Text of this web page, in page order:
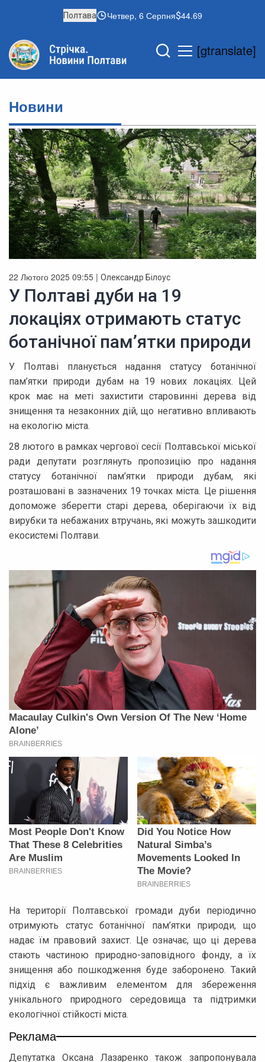
Полтава Четвер, 6 Серпня 44.69
[gtranslate]
Новини
22 Лютого 2025 09:55 | Олександр Білоус
У Полтаві дуби на 19
локаціях отримають статус
ботанічної пам’ятки природи
У Полтаві планується надання статусу ботанічної
пам’ятки природи дубам на 19 нових локаціях. Цей
крок має на меті захистити старовинні дерева від
знищення та незаконних дій, що негативно впливають
на екологію міста.
28 лютого в рамках чергової сесії Полтавської міської
ради депутати розглянуть пропозицію про надання
статусу ботанічної пам’ятки природи дубам, які
розташовані в зазначених 19 точках міста. Це рішення
допоможе зберегти старі дерева, оберігаючи їх від
вирубки та небажаних втручань, які можуть зашкодити
екосистемі Полтави.
На території Полтавської громади дуби періодично
отримують статус ботанічної пам’ятки природи, що
надає їм правовий захист. Це означає, що ці дерева
стають частиною природно-заповідного фонду, а їх
знищення або пошкодження буде заборонено. Такий
підхід є важливим елементом для збереження
унікального природного середовища та підтримки
екологічної стійкості міста.
Реклама
Депутатка Оксана Лазаренко також запропонувала